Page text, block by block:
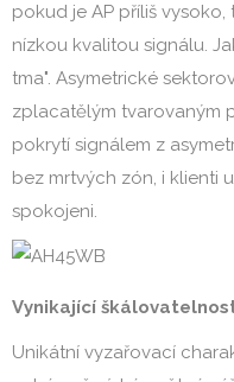
pokud je AP příliš
nízkou kvalitou signálu.
tma". Asymetrické
zplacatělým tvarovaným
pokrytí signálem z
bez mrtvých zón, i klienti
spokojeni.
Vynikající
Unikátní vyzařovací